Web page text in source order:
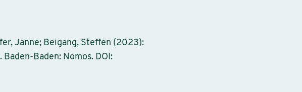
Janne; Beigang, Steffen (2023):
Baden: Nomos. DOI: